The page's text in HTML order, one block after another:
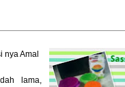
nya Amal
lama,